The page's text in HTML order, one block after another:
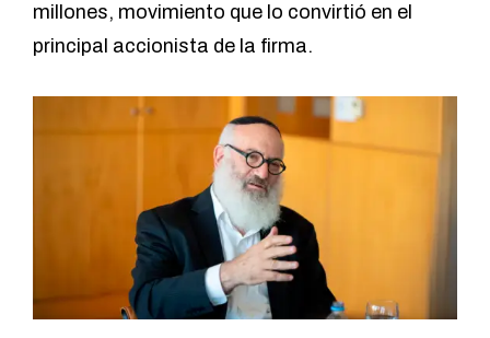
millones, movimiento que lo convirtió en el
principal accionista de la firma.